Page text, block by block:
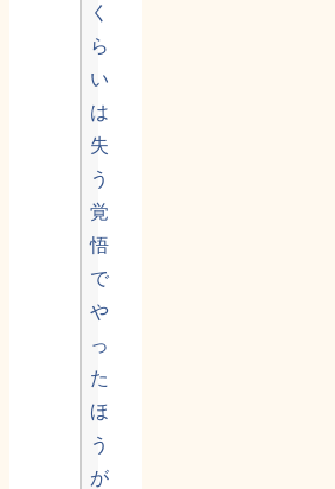
く
ら
い
は
失
う
覚
悟
で
や
っ
た
ほ
う
が